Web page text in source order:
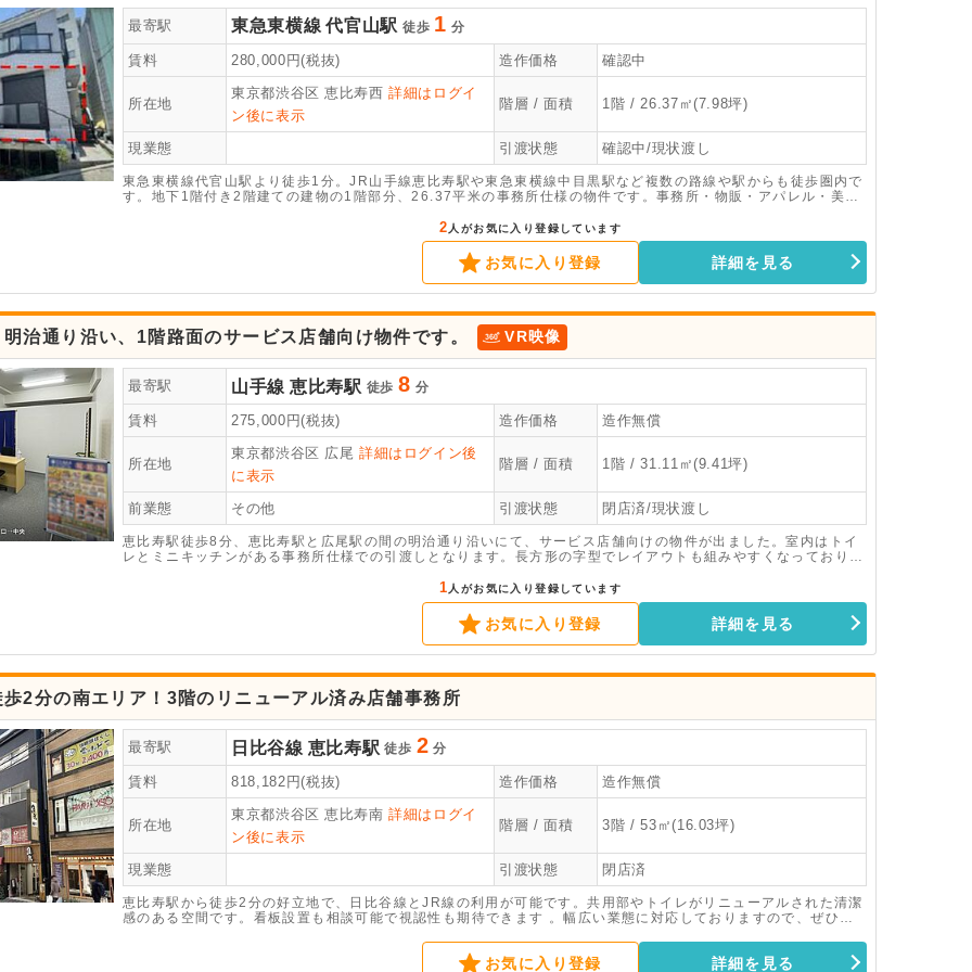
最寄駅 東急東横線 代官山駅 徒歩 1 分
賃料 280,000円(税抜) 造作価格 確認中
所在地
東京都渋谷区 恵比寿西詳細はログイ
ン後に表示
階層 / 面積 1階 / 26.37㎡(7.98坪)
現業態 引渡状態 確認中/現状渡し
東急東横線代官山駅より徒歩1分。JR山手線恵比寿駅や東急東横線中目黒駅など複数の路線や駅からも徒歩圏内で
す。地下1階付き2階建ての建物の1階部分、26.37平米の事務所仕様の物件です。事務所・物販・アパレル・美容
2 人がお気に入り登録しています
お気に入り登録 詳細を見る
治通り沿い、1階路面のサービス店舗向け物件です。 VR映像
最寄駅 山手線 恵比寿駅 徒歩 8 分
賃料 275,000 円(税抜) 造作価格 造作無償
所在地
東京都渋谷区 広尾 詳細はログイン後
に表示
階層 / 面積 1階 / 31.11㎡(9.41坪)
前業態 その他 引渡状態 閉店済/現状渡し
恵比寿駅徒歩8分、恵比寿駅と広尾駅の間の明治通り沿いにて、サービス店舗向けの物件が出ました。室内はトイ
レとミニキッチンがある事務所仕様での引渡しとなります。長方形の字型でレイアウトも組みやすくなっておりま
1人がお気に入り登録しています
お気に入り登録 詳細を見る
2分の南エリア！3階のリニューアル済み店舗事務所
最寄駅 日比谷線 恵比寿駅 徒歩 2 分
賃料 818,182 円(税抜) 造作価格 造作無償
所在地
東京都渋谷区 恵比寿南詳細はログイ
ン後に表示
階層 / 面積 3階 / 53㎡(16.03坪)
現業態 引渡状態 閉店済
恵比寿駅から徒歩2分の好立地で、日比谷線とJR線の利用が可能です。共用部やトイレがリニューアルされた清潔
感のある空間です。看板設置も相談可能で視認性も期待できます 。幅広い業態に対応しておりますので、ぜひ詳
お気に入り登録 詳細を見る